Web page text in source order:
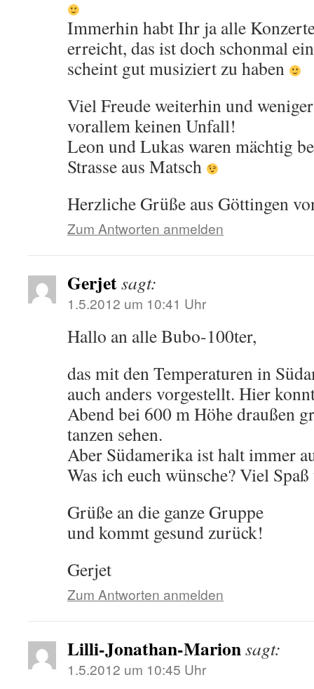
Immerhin habt Ihr ja alle
erreicht, das ist doch schonmal
scheint gut musiziert zu haben
Viel Freude weiterhin und
vorallem keinen Unfall!
Leon und Lukas waren mächtig
Strasse aus Matsch
Herzliche Grüße aus Göttingen
Zum Antworten anmelden
Gerjetsagt:
1.5.2012 um 10:41 Uhr
Hallo an alle Bubo-100ter,
das mit den Temperaturen in
auch anders vorgestellt. Hier
Abend bei 600 m Höhe draußen
tanzen sehen.
Aber Südamerika ist halt immer
Was ich euch wünsche? Viel
Grüße an die ganze Gruppe
und kommt gesund zurück!
Gerjet
Zum Antworten anmelden
Lilli-Jonathan-Marionsagt:
1.5.2012 um 10:45 Uhr